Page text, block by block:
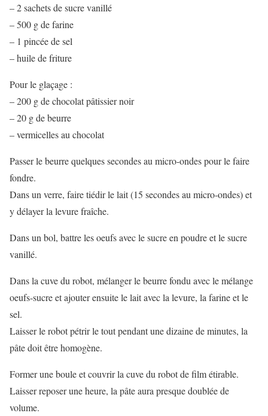
– 2 sachets de sucre vanillé
– 500 g de farine
– 1 pincée de sel
– huile de friture
Pour le glaçage :
– 200 g de chocolat pâtissier noir
– 20 g de beurre
– vermicelles au chocolat
Passer le beurre quelques secondes au micro-ondes pour le faire
fondre.
Dans un verre, faire tiédir le lait (15 secondes au micro-ondes) et
y délayer la levure fraîche.
Dans un bol, battre les oeufs avec le sucre en poudre et le sucre
vanillé.
Dans la cuve du robot, mélanger le beurre fondu avec le mélange
oeufs-sucre et ajouter ensuite le lait avec la levure, la farine et le
sel.
Laisser le robot pétrir le tout pendant une dizaine de minutes, la
pâte doit être homogène.
Former une boule et couvrir la cuve du robot de film étirable.
Laisser reposer une heure, la pâte aura presque doublée de
volume.